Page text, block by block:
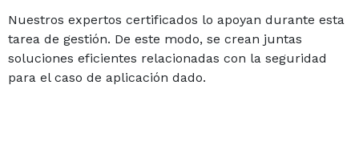
Nuestros expertos certificados lo apoyan durante esta
tarea de gestión. De este modo, se crean juntas
soluciones eficientes relacionadas con la seguridad
para el caso de aplicación dado.